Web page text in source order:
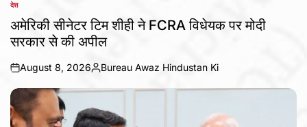
POSTED
देश
अमेरिकी सीनेटर टिम शीही ने FCRA विधेयक पर मोदी
सरकार से की अपील
on
August 8, 2026
Posted
by
Bureau Awaz Hindustan Ki